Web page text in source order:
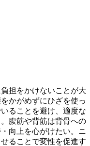
担をかけないことが大
かがめずにひざを使っ
ることを避け、適度な
腹筋や背筋は背骨への
向上を心がけたい。ニ
ることで変性を促進す